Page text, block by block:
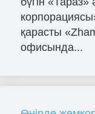
қарасты
офисында...